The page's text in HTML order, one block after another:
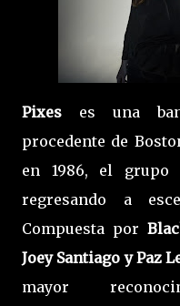
Pixes es una
procedente de
en 1986, el grupo
regresando a
Compuesta por
Joey Santiago y Paz
mayor